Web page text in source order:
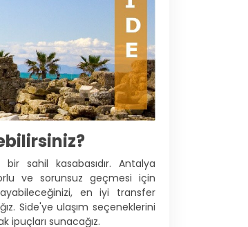
sahil kasabasıdır. Antalya
ve sorunsuz geçmesi için
en iyi transfer
Side'ye ulaşım seçeneklerini
ipuçları sunacağız.